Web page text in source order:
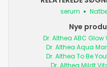
serum
Nye
Dr. Althea ABC
Dr. Althea Aqua
Dr. Althea To Be